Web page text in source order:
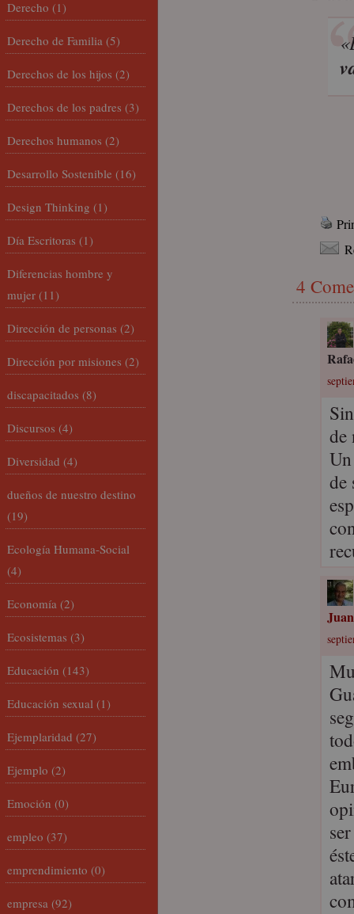
4
de
de
Derecho (1)
Derecho de Familia (5)
Derechos de los hijos (2)
Derechos de los padres (3)
Derechos humanos (2)
Desarrollo Sostenible (16)
Design Thinking (1)
Día Escritoras (1)
Diferencias hombre y
mujer (11)
Dirección de personas (2)
Dirección por misiones (2)
discapacitados (8)
Discursos (4)
Diversidad (4)
dueños de nuestro destino
(19)
Ecología Humana-Social
(4)
Economía (2)
Ecosistemas (3)
Educación (143)
Educación sexual (1)
Ejemplaridad (27)
Ejemplo (2)
Emoción (0)
empleo (37)
emprendimiento (0)
empresa (92)